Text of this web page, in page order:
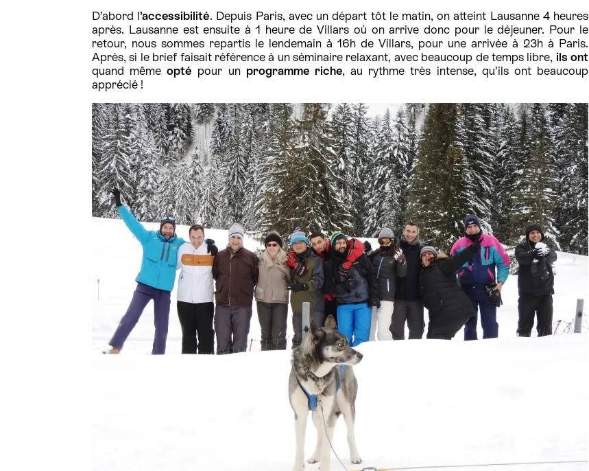
D’abord l’accessibilité. Depuis Paris, avec un départ tôt le matin, on atteint Lausanne 4 heures
après. Lausanne est ensuite à 1 heure de Villars où on arrive donc pour le déjeuner. Pour le
retour, nous sommes repartis le lendemain à 16h de Villars, pour une arrivée à 23h à Paris.
Après, si le brief faisait référence à un séminaire relaxant, avec beaucoup de temps libre, ils ont
quand mêmeopté pour un programme riche, au rythme très intense, qu’ils ont beaucoup
apprécié !